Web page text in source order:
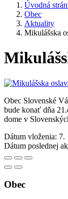
Úvodná
Obec
Aktuality
Mikulášska
Obec Slovenské
bude konať dňa
dome v
Dátum vloženia: 7.
Dátum poslednej
Obec